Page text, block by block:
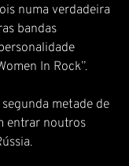
numa verdadeira
bandas
In Rock”.
metade de
entrar noutros